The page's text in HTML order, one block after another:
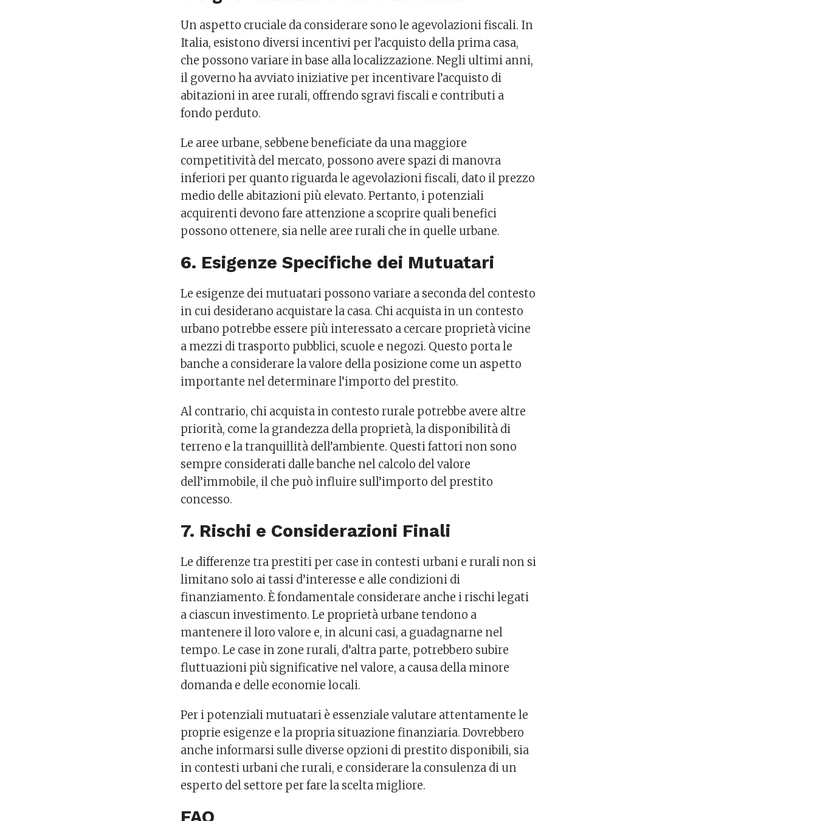
Un aspetto cruciale da considerare sono le agevolazioni fiscali. In
Italia, esistono diversi incentivi per l’acquisto della prima casa,
che possono variare in base alla localizzazione. Negli ultimi anni,
il governo ha avviato iniziative per incentivare l’acquisto di
abitazioni in aree rurali, offrendo sgravi fiscali e contributi a
fondo perduto.
Le aree urbane, sebbene beneficiate da una maggiore
competitività del mercato, possono avere spazi di manovra
inferiori per quanto riguarda le agevolazioni fiscali, dato il prezzo
medio delle abitazioni più elevato. Pertanto, i potenziali
acquirenti devono fare attenzione a scoprire quali benefici
possono ottenere, sia nelle aree rurali che in quelle urbane.
6. Esigenze Specifiche dei Mutuatari
Le esigenze dei mutuatari possono variare a seconda del contesto
in cui desiderano acquistare la casa. Chi acquista in un contesto
urbano potrebbe essere più interessato a cercare proprietà vicine
a mezzi di trasporto pubblici, scuole e negozi. Questo porta le
banche a considerare la valore della posizione come un aspetto
importante nel determinare l’importo del prestito.
Al contrario, chi acquista in contesto rurale potrebbe avere altre
priorità, come la grandezza della proprietà, la disponibilità di
terreno e la tranquillità dell’ambiente. Questi fattori non sono
sempre considerati dalle banche nel calcolo del valore
dell’immobile, il che può influire sull’importo del prestito
concesso.
7. Rischi e Considerazioni Finali
Le differenze tra prestiti per case in contesti urbani e rurali non si
limitano solo ai tassi d’interesse e alle condizioni di
finanziamento. È fondamentale considerare anche i rischi legati
a ciascun investimento. Le proprietà urbane tendono a
mantenere il loro valore e, in alcuni casi, a guadagnarne nel
tempo. Le case in zone rurali, d’altra parte, potrebbero subire
fluttuazioni più significative nel valore, a causa della minore
domanda e delle economie locali.
Per i potenziali mutuatari è essenziale valutare attentamente le
proprie esigenze e la propria situazione finanziaria. Dovrebbero
anche informarsi sulle diverse opzioni di prestito disponibili, sia
in contesti urbani che rurali, e considerare la consulenza di un
esperto del settore per fare la scelta migliore.
FAQ